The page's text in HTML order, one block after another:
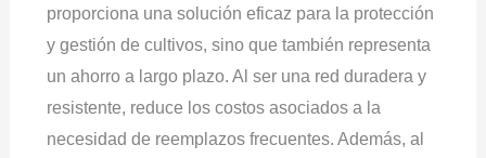
proporciona una solución eficaz para la protección
y gestión de cultivos, sino que también representa
un ahorro a largo plazo. Al ser una red duradera y
resistente, reduce los costos asociados a la
necesidad de reemplazos frecuentes. Además, al